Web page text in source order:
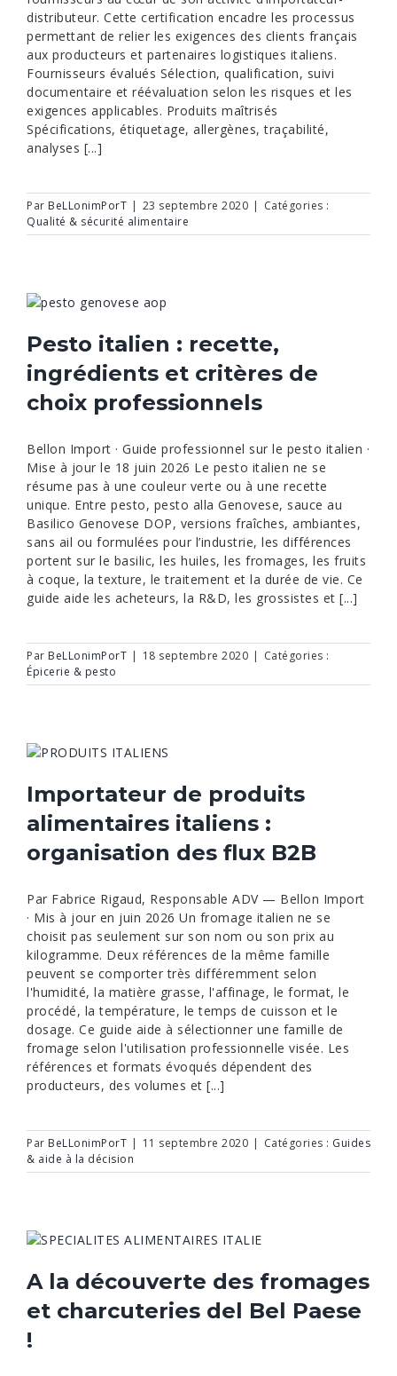
distributeur. Cette certification encadre les processus
permettant de relier les exigences des clients français
aux producteurs et partenaires logistiques italiens.
Fournisseurs évalués Sélection, qualification, suivi
documentaire et réévaluation selon les risques et les
exigences applicables. Produits maîtrisés
Spécifications, étiquetage, allergènes, traçabilité,
analyses [...]
Par BeLLonimPorT | 23 septembre 2020 | Catégories :
Qualité & sécurité alimentaire
Pesto italien : recette,
ingrédients et critères de
choix professionnels
Bellon Import · Guide professionnel sur le pesto italien ·
Mise à jour le 18 juin 2026 Le pesto italien ne se
résume pas à une couleur verte ou à une recette
unique. Entre pesto, pesto alla Genovese, sauce au
Basilico Genovese DOP, versions fraîches, ambiantes,
sans ail ou formulées pour l’industrie, les différences
portent sur le basilic, les huiles, les fromages, les fruits
à coque, la texture, le traitement et la durée de vie. Ce
guide aide les acheteurs, la R&D, les grossistes et [...]
Par BeLLonimPorT | 18 septembre 2020 | Catégories :
Épicerie & pesto
Importateur de produits
alimentaires italiens :
organisation des flux B2B
Par Fabrice Rigaud, Responsable ADV — Bellon Import
· Mis à jour en juin 2026 Un fromage italien ne se
choisit pas seulement sur son nom ou son prix au
kilogramme. Deux références de la même famille
peuvent se comporter très différemment selon
l'humidité, la matière grasse, l'affinage, le format, le
procédé, la température, le temps de cuisson et le
dosage. Ce guide aide à sélectionner une famille de
fromage selon l'utilisation professionnelle visée. Les
références et formats évoqués dépendent des
producteurs, des volumes et [...]
Par BeLLonimPorT | 11 septembre 2020 | Catégories : Guides
& aide à la décision
A la découverte des fromages
et charcuteries del Bel Paese
!